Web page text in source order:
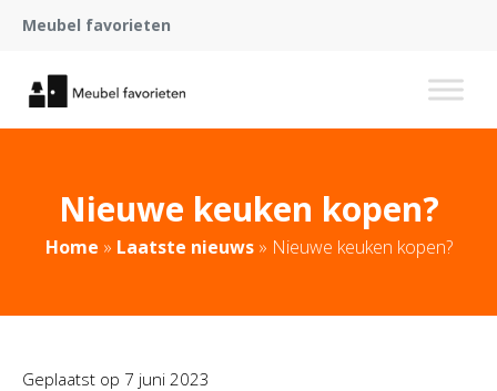
Meubel favorieten
Nieuwe keuken kopen?
Home » Laatste nieuws» Nieuwe keuken kopen?
Geplaatst op 7 juni 2023